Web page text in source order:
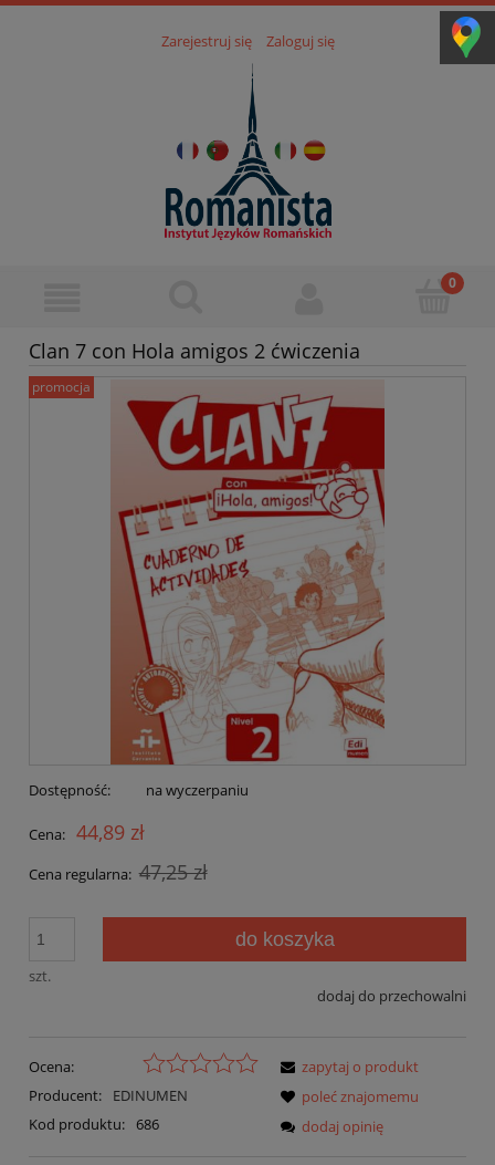
Zarejestruj się Zaloguj się
Clan 7 con Hola amigos 2 ćwiczenia
promocja
Dostępność: na wyczerpaniu
Cena: 44,89 zł
Cena regularna: 47,25 zł
szt.
do koszyka
dodaj do przechowalni
Ocena:
Producent:
EDINUMEN
Kod produktu: 686
zapytaj o produkt
poleć znajomemu
dodaj opinię